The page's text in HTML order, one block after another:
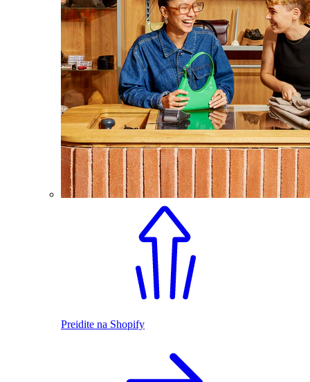
Preidite na Shopify